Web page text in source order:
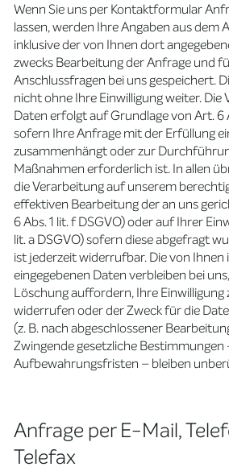
Wenn Sie uns per Kontaktformular
lassen, werden Ihre Angaben aus dem
inklusive der von Ihnen dort
zwecks Bearbeitung der Anfrage und
Anschlussfragen bei uns gespeichert.
nicht ohne Ihre Einwilligung weiter. Die
Daten erfolgt auf Grundlage von Art. 6
sofern Ihre Anfrage mit der Erfüllung
zusammenhängt oder zur
Maßnahmen erforderlich ist. In allen
die Verarbeitung auf unserem
effektiven Bearbeitung der an uns
6 Abs. 1 lit. f DSGVO) oder auf Ihrer
lit. a DSGVO) sofern diese abgefragt
ist jederzeit widerrufbar. Die von
eingegebenen Daten verbleiben bei
Löschung auffordern, Ihre Einwilligung
widerrufen oder der Zweck für die
(z. B. nach abgeschlossener
Zwingende gesetzliche
Aufbewahrungsfristen – bleiben
Anfrage per E-Mail,
Telefax